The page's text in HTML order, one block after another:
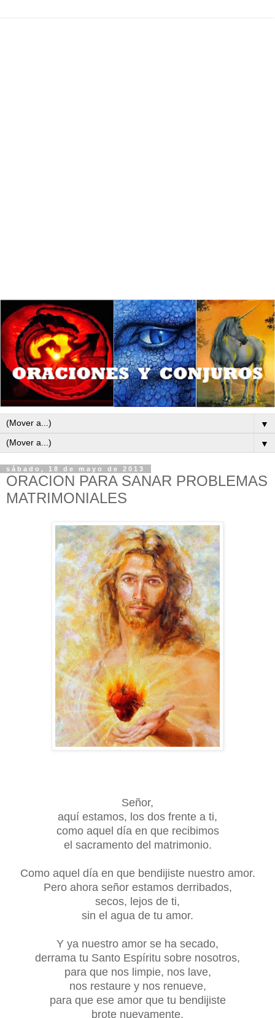
▼
▼
sábado, 18 de mayo de 2013
ORACION PARA SANAR PROBLEMAS
MATRIMONIALES
Señor,
aquí estamos, los dos frente a ti,
como aquel día en que recibimos
el sacramento del matrimonio.
Como aquel día en que bendijiste nuestro amor.
Pero ahora señor estamos derribados,
secos, lejos de ti,
sin el agua de tu amor.
Y ya nuestro amor se ha secado,
derrama tu Santo Espíritu sobre nosotros,
para que nos limpie, nos lave,
nos restaure y nos renueve,
para que ese amor que tu bendijiste
brote nuevamente.